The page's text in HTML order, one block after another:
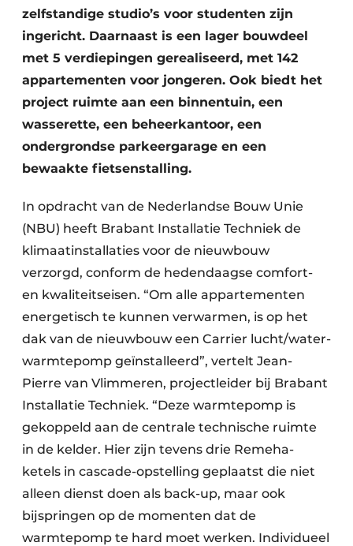
zelfstandige studio’s voor studenten zijn
ingericht. Daarnaast is een lager bouwdeel
met 5 verdiepingen gerealiseerd, met 142
appartementen voor jongeren. Ook biedt het
project ruimte aan een binnentuin, een
wasserette, een beheerkantoor, een
ondergrondse parkeergarage en een
bewaakte fietsenstalling.
In opdracht van de Nederlandse Bouw Unie
(NBU) heeft Brabant Installatie Techniek de
klimaatinstallaties voor de nieuwbouw
verzorgd, conform de hedendaagse comfort-
en kwaliteitseisen. “Om alle appartementen
energetisch te kunnen verwarmen, is op het
dak van de nieuwbouw een Carrier lucht/water-
warmtepomp geïnstalleerd”, vertelt Jean-
Pierre van Vlimmeren, projectleider bij Brabant
Installatie Techniek. “Deze warmtepomp is
gekoppeld aan de centrale technische ruimte
in de kelder. Hier zijn tevens drie Remeha-
ketels in cascade-opstelling geplaatst die niet
alleen dienst doen als back-up, maar ook
bijspringen op de momenten dat de
warmtepomp te hard moet werken. Individueel